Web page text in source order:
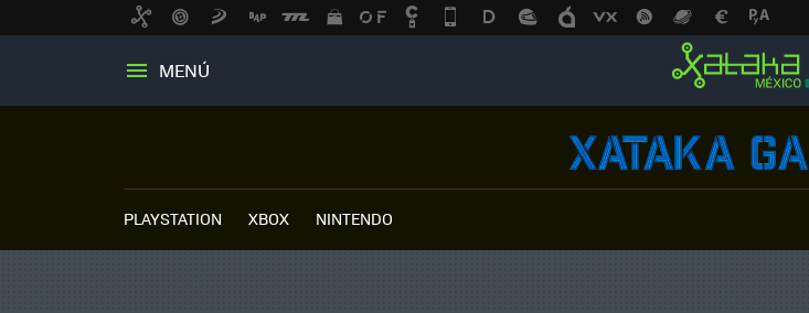
MENÚ
PLAYSTATION XBOX NINTENDO